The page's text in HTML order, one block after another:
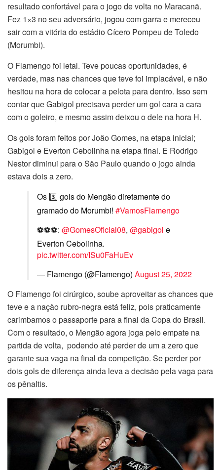
resultado confortável para o jogo de volta no Maracanã.
Fez 1×3 no seu adversário, jogou com garra e mereceu
sair com a vitória do estádio Cícero Pompeu de Toledo
(Morumbi).
O Flamengo foi letal. Teve poucas oportunidades, é
verdade, mas nas chances que teve foi implacável, e não
hesitou na hora de colocar a pelota para dentro. Isso sem
contar que Gabigol precisava perder um gol cara a cara
com o goleiro, e mesmo assim deixou o dele na hora H.
Os gols foram feitos por João Gomes, na etapa inicial;
Gabigol e Everton Cebolinha na etapa final. E Rodrigo
Nestor diminui para o São Paulo quando o jogo ainda
estava dois a zero.
Os 3️⃣ gols do Mengão diretamente do
gramado do Morumbi! #VamosFlamengo
⚽⚽⚽: @GomesOficial08, @gabigol e
Everton Cebolinha.
pic.twitter.com/ISu0FaHuEv
— Flamengo (@Flamengo) August 25, 2022
O Flamengo foi cirúrgico, soube aproveitar as chances que
teve e a nação rubro-negra está feliz, pois praticamente
carimbamos o passaporte para a final da Copa do Brasil.
Com o resultado, o Mengão agora joga pelo empate na
partida de volta, podendo até perder de um a zero que
garante sua vaga na final da competição. Se perder por
dois gols de diferença ainda leva a decisão pela vaga para
os pênaltis.